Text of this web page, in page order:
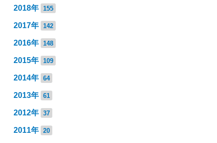
2018年 155
2017年 142
2016年 148
2015年 109
2014年 64
2013年 61
2012年 37
2011年 20